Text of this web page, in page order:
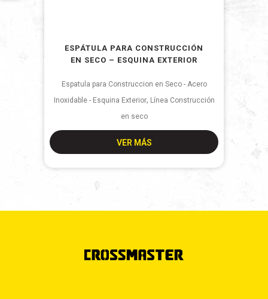
ESPÁTULA PARA CONSTRUCCIÓN
EN SECO – ESQUINA EXTERIOR
Espatula para Construccion en Seco - Acero
Inoxidable - Esquina Exterior, Línea Construcción
en seco
VER MÁS